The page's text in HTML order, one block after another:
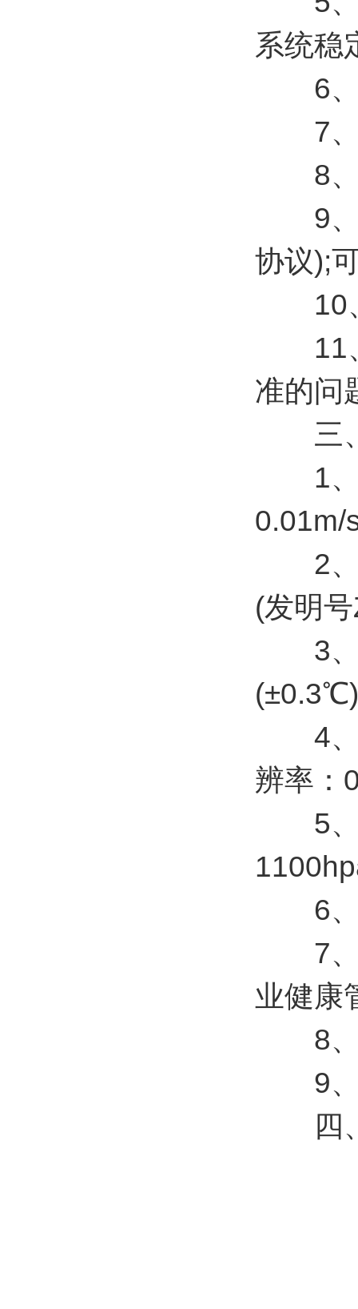
系统稳
6、
7、
8、
9、
协议);
10、
11、
准的
三、
1、
0.01m/
2、风
(发明
3、
4、
辨率：
5、
6、
7、
业健康
8、
9、
四、